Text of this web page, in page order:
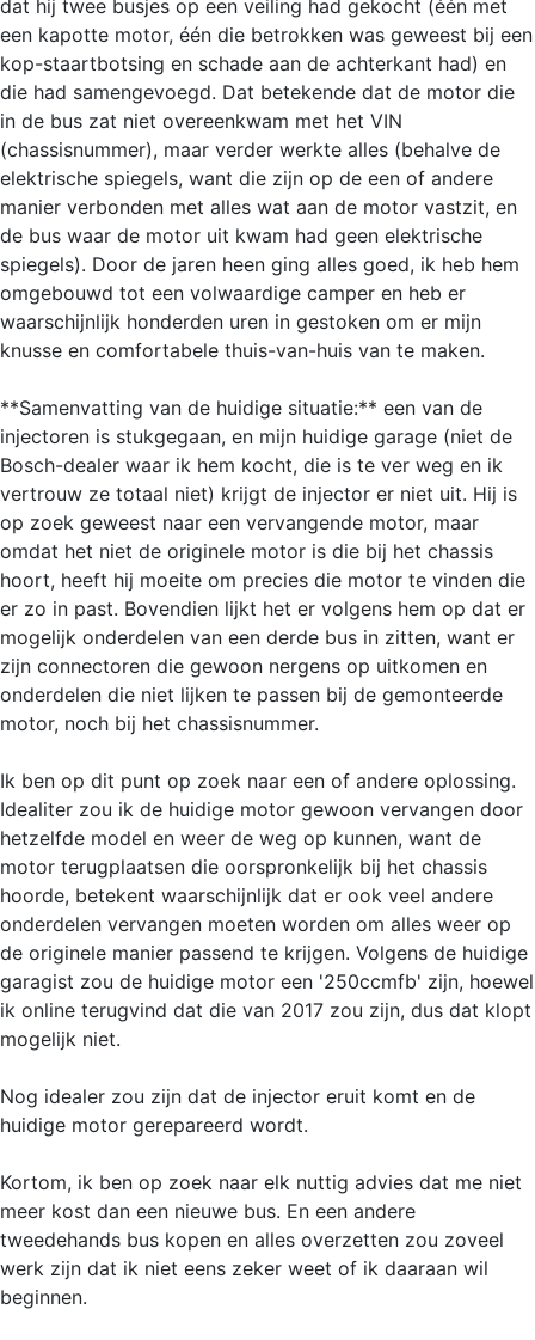
dat hij twee busjes op een veiling had gekocht (één met
een kapotte motor, één die betrokken was geweest bij een
kop-staartbotsing en schade aan de achterkant had) en
die had samengevoegd. Dat betekende dat de motor die
in de bus zat niet overeenkwam met het VIN
(chassisnummer), maar verder werkte alles (behalve de
elektrische spiegels, want die zijn op de een of andere
manier verbonden met alles wat aan de motor vastzit, en
de bus waar de motor uit kwam had geen elektrische
spiegels). Door de jaren heen ging alles goed, ik heb hem
omgebouwd tot een volwaardige camper en heb er
waarschijnlijk honderden uren in gestoken om er mijn
knusse en comfortabele thuis-van-huis van te maken.
**Samenvatting van de huidige situatie:** een van de
injectoren is stukgegaan, en mijn huidige garage (niet de
Bosch-dealer waar ik hem kocht, die is te ver weg en ik
vertrouw ze totaal niet) krijgt de injector er niet uit. Hij is
op zoek geweest naar een vervangende motor, maar
omdat het niet de originele motor is die bij het chassis
hoort, heeft hij moeite om precies die motor te vinden die
er zo in past. Bovendien lijkt het er volgens hem op dat er
mogelijk onderdelen van een derde bus in zitten, want er
zijn connectoren die gewoon nergens op uitkomen en
onderdelen die niet lijken te passen bij de gemonteerde
motor, noch bij het chassisnummer.
Ik ben op dit punt op zoek naar een of andere oplossing.
Idealiter zou ik de huidige motor gewoon vervangen door
hetzelfde model en weer de weg op kunnen, want de
motor terugplaatsen die oorspronkelijk bij het chassis
hoorde, betekent waarschijnlijk dat er ook veel andere
onderdelen vervangen moeten worden om alles weer op
de originele manier passend te krijgen. Volgens de huidige
garagist zou de huidige motor een '250ccmfb' zijn, hoewel
ik online terugvind dat die van 2017 zou zijn, dus dat klopt
mogelijk niet.
Nog idealer zou zijn dat de injector eruit komt en de
huidige motor gerepareerd wordt.
Kortom, ik ben op zoek naar elk nuttig advies dat me niet
meer kost dan een nieuwe bus. En een andere
tweedehands bus kopen en alles overzetten zou zoveel
werk zijn dat ik niet eens zeker weet of ik daaraan wil
beginnen.